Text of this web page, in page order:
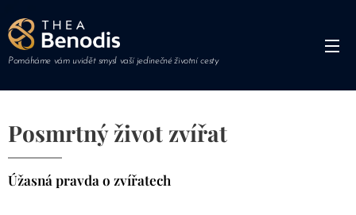
Pomáháme vám uvidět smysl vaší jedinečné životní cesty
Posmrtný život zvířat
Úžasná pravda o zvířatech